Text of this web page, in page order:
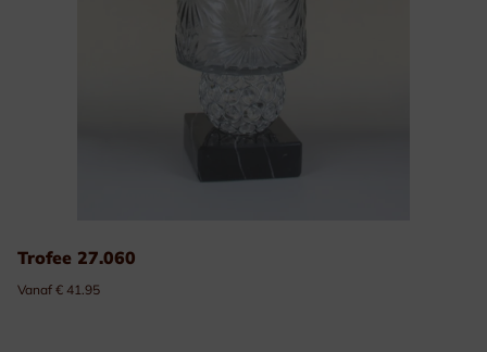
Trofee 27.060
Vanaf € 41.95